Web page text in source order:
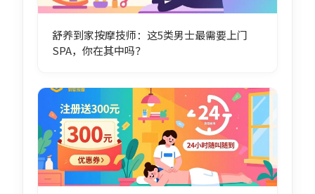
舒养到家按摩技师：这5类男士最需要上门
SPA，你在其中吗？